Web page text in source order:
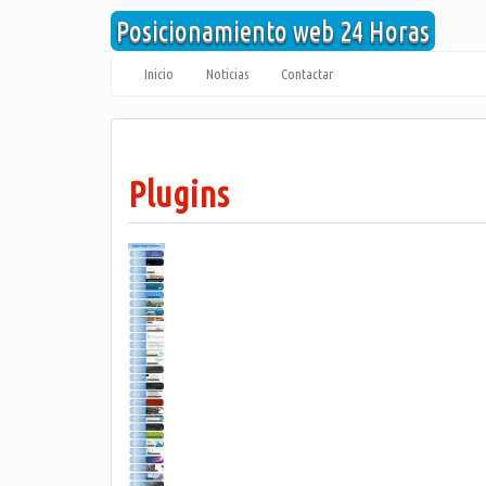
Posicionamiento web 24 Horas
Inicio Noticias Contactar
Plugins